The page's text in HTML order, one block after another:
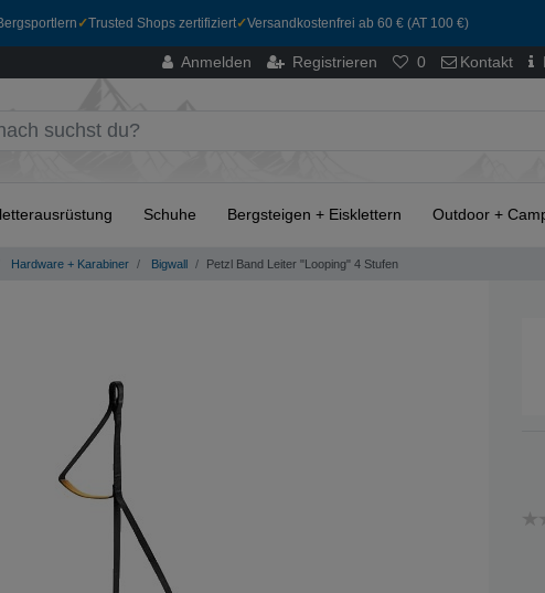
✓Trusted Shops zertifiziert✓Versandkostenfrei ab 60 € (AT 100 €)
Anmelden Registrieren 0 Kontakt
Schuhe Bergsteigen + Eisklettern Outdoor +
Hardware + Karabiner Bigwall Petzl Band Leiter "Looping" 4 Stufen